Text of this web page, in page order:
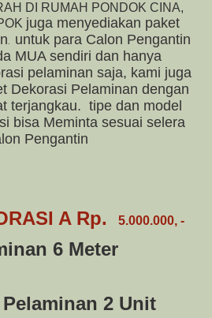
DI RUMAH PONDOK CINA,
juga menyediakan paket
.
untuk para Calon Pengantin
MUA sendiri dan hanya
pelaminan saja, kami juga
Dekorasi Pelaminan dengan
terjangkau. tipe dan model
bisa Meminta sesuai selera
Pengantin
A Rp. 5.000.000, -
6 Meter
2 Unit